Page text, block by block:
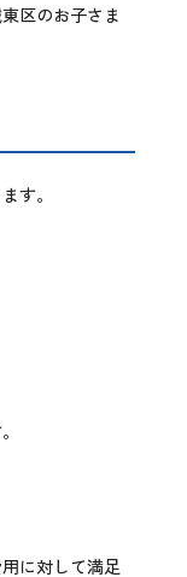
区のお子さま
す。
に対して満足